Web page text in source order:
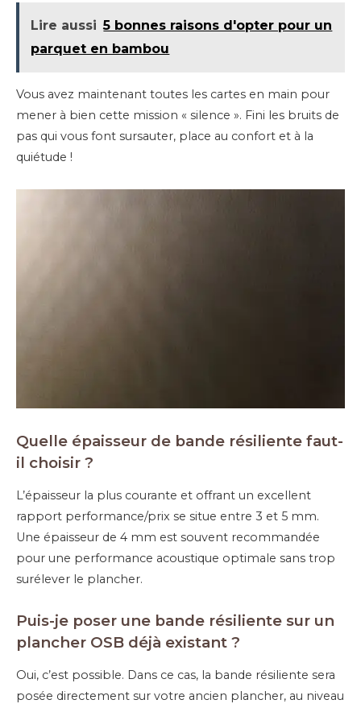
Lire aussi 5 bonnes raisons d'opter pour un
parquet en bambou
Vous avez maintenant toutes les cartes en main pour
mener à bien cette mission « silence ». Fini les bruits de
pas qui vous font sursauter, place au confort et à la
quiétude !
Quelle épaisseur de bande résiliente faut-
il choisir ?
L’épaisseur la plus courante et offrant un excellent
rapport performance/prix se situe entre 3 et 5 mm.
Une épaisseur de 4 mm est souvent recommandée
pour une performance acoustique optimale sans trop
surélever le plancher.
Puis-je poser une bande résiliente sur un
plancher OSB déjà existant ?
Oui, c’est possible. Dans ce cas, la bande résiliente sera
posée directement sur votre ancien plancher, au niveau